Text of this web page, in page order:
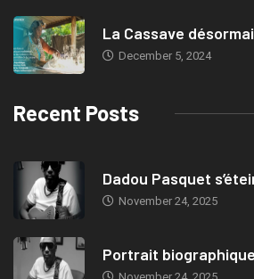
La Cassave
December 5, 2024
Recent Posts
Dadou Pasquet
November 24, 2025
Portrait